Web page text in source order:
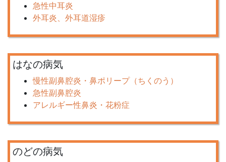
急性中耳炎
外耳炎、外耳道湿疹
はなの病気
慢性副鼻腔炎・鼻ポリープ（ちくのう）
急性副鼻腔炎
アレルギー性鼻炎・花粉症
のどの病気